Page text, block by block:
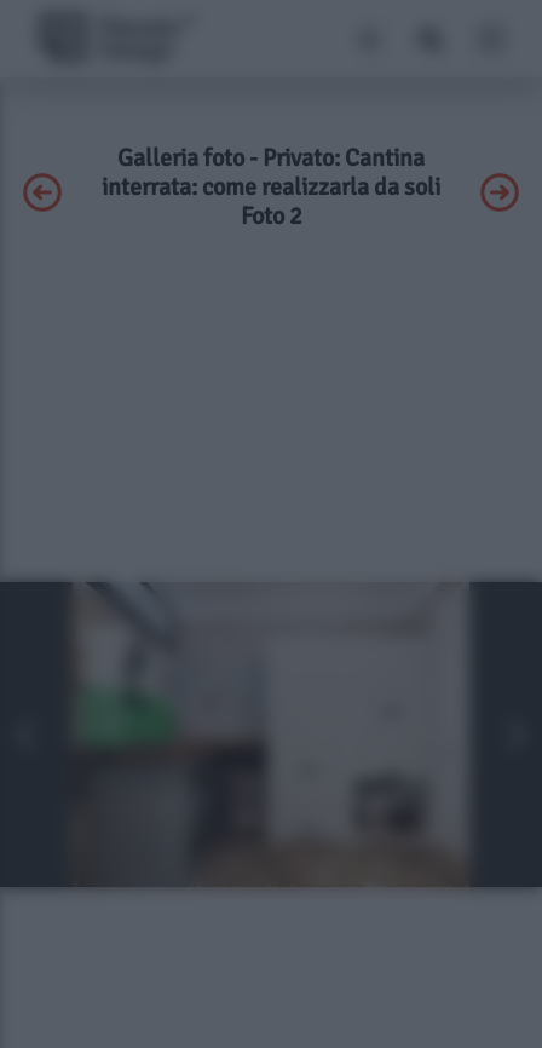
Galleria foto - Privato: Cantina
interrata: come realizzarla da soli
Foto 2